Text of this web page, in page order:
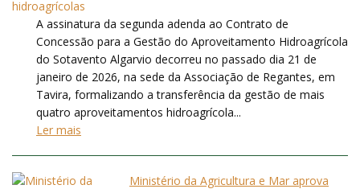
A assinatura da segunda adenda ao Contrato de
Concessão para a Gestão do Aproveitamento Hidroagrícola
do Sotavento Algarvio decorreu no passado dia 21 de
janeiro de 2026, na sede da Associação de Regantes, em
Tavira, formalizando a transferência da gestão de mais
quatro aproveitamentos hidroagrícola...
Ler mais
Ministério da Agricultura e Mar aprova